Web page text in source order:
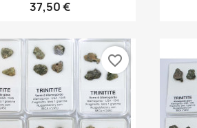
37,50 €
favorite_border